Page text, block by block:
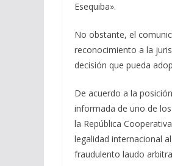
Esequiba».
No obstante, el
reconocimiento a la
decisión que pueda
De acuerdo a la
informada de uno de
la República
legalidad internacional
fraudulento laudo